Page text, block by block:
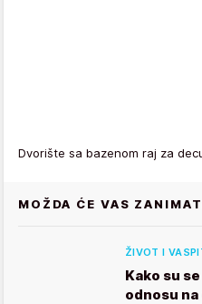
Dvorište sa bazenom raj za
MOŽDA ĆE VAS
ŽIVOT I
Kako su
odnosu na